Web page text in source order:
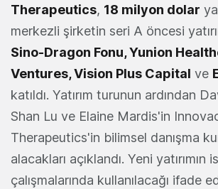
Therapeutics, 18 milyon dolar
merkezli şirketin seri A öncesi
Sino-Dragon Fonu, Yunion
Ventures, Vision Plus Capital ve
katıldı. Yatırım turunun ardından
Shan Lu ve Elaine Mardis'in
Therapeutics'in bilimsel danışma
alacakları açıklandı. Yeni yatırımın
çalışmalarında kullanılacağı ifade